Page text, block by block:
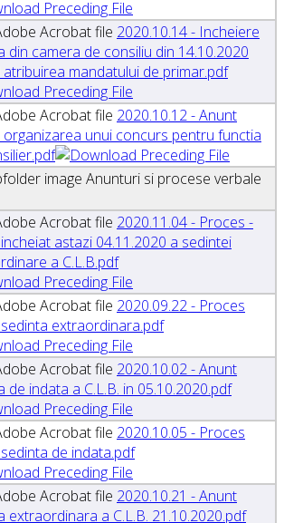
2020.10.14 - Incheiere
din camera de consiliu din 14.10.2020
atribuirea mandatului de primar.pdf
2020.10.12 - Anunt
organizarea unui concurs pentru functia
Anunturi si procese verbale
2020.11.04 - Proces -
astazi 04.11.2020 a sedintei
a C.L.B.pdf
2020.09.22 - Proces
extraordinara.pdf
2020.10.02 - Anunt
de indata a C.L.B. in 05.10.2020.pdf
2020.10.05 - Proces
de indata.pdf
2020.10.21 - Anunt
extraordinara a C.L.B. 21.10.2020.pdf